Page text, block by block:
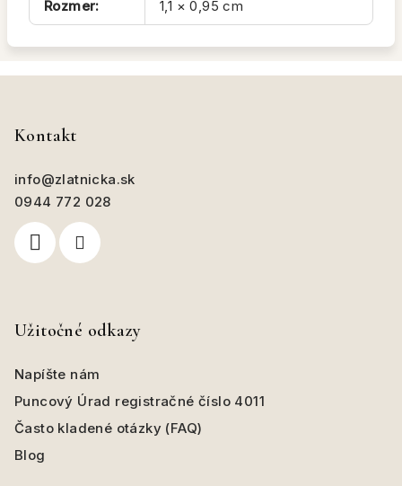
Rozmer: 1,1 × 0,95 cm
Kontakt
info@zlatnicka.sk
0944 772 028
Užitočné odkazy
Napíšte nám
Puncový Úrad registračné číslo 4011
Často kladené otázky (FAQ)
Blog